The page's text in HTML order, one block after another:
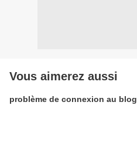
Vous aimerez aussi
problème de connexion au blog